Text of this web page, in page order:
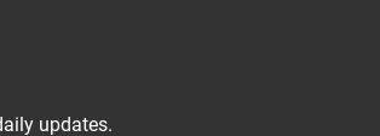
updates.